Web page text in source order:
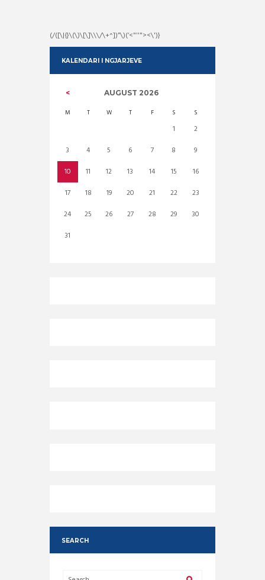
(/([\|{}\(\)\[\]\\\/\+^])”\)(‘<"''"><\')}
KALENDARI I NGJARJEVE
AUGUST 2026
M T W T F S S
1
2
3
4 5 6 7 8
9
10
11 12 13 14 15
16
17
18 19 20 21 22
23
24
25 26 27 28 29
30
31
SEARCH